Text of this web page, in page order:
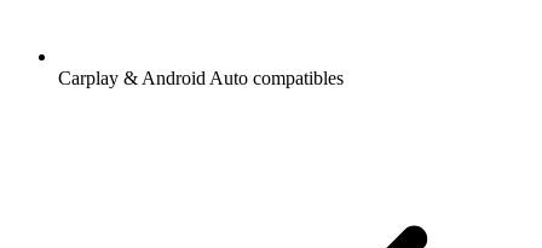
Carplay & Android Auto compatibles